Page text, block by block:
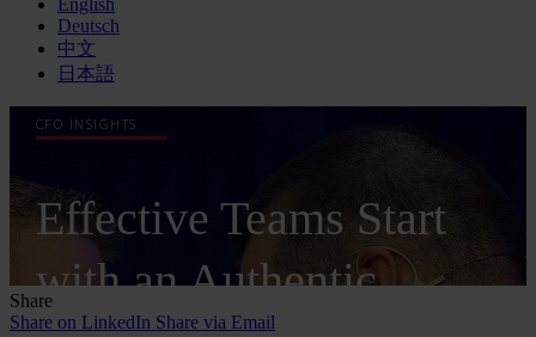
English
Deutsch
中文
日本語
Share
Share on LinkedIn Share via Email